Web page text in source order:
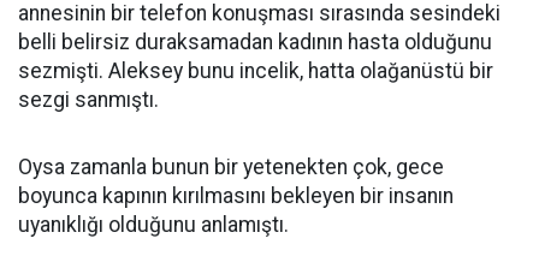
annesinin bir telefon konuşması sırasında sesindeki
belli belirsiz duraksamadan kadının hasta olduğunu
sezmişti. Aleksey bunu incelik, hatta olağanüstü bir
sezgi sanmıştı.
Oysa zamanla bunun bir yetenekten çok, gece
boyunca kapının kırılmasını bekleyen bir insanın
uyanıklığı olduğunu anlamıştı.